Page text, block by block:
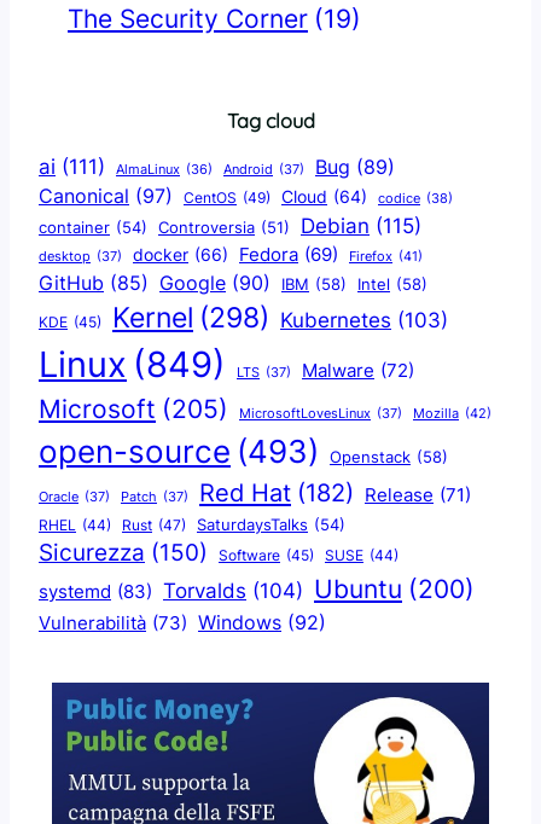
The Security Corner (19)
Tag cloud
ai (111) AlmaLinux (36) Android (37) Bug (89)
Canonical (97) CentOS (49) Cloud (64) codice (38)
container (54) Controversia (51) Debian (115)
desktop (37) docker (66) Fedora (69) Firefox (41)
GitHub (85) Google (90) IBM (58) Intel (58)
KDE (45) Kernel (298) Kubernetes (103)
Linux (849) LTS (37) Malware (72)
Microsoft (205) MicrosoftLovesLinux (37) Mozilla (42)
open-source (493) Openstack (58)
Oracle (37) Patch (37) Red Hat (182) Release (71)
RHEL (44) Rust (47) SaturdaysTalks (54)
Sicurezza (150) Software (45) SUSE (44)
systemd (83) Torvalds (104) Ubuntu (200)
Vulnerabilità (73) Windows (92)